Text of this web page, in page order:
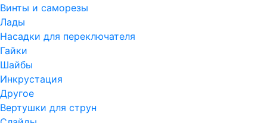
Винты и саморезы
Лады
Насадки для переключателя
Гайки
Шайбы
Инкрустация
Другое
Вертушки для струн